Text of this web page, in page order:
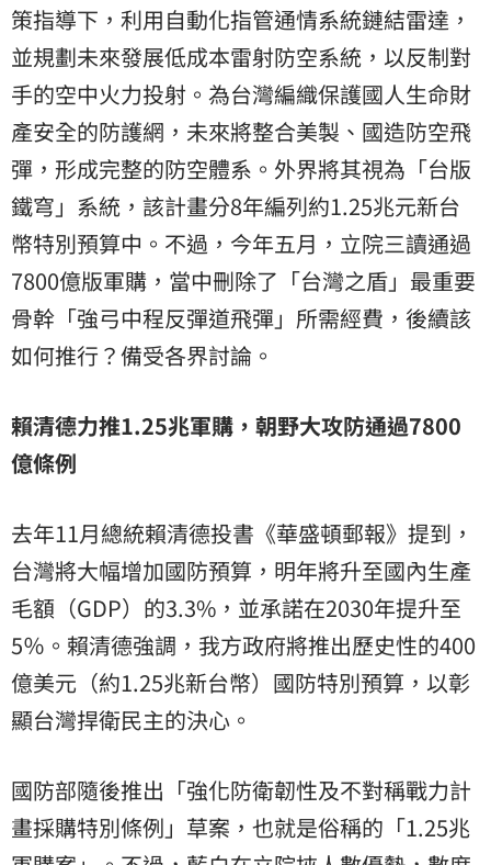
策指導下，利用自動化指管通情系統鏈結雷達，
並規劃未來發展低成本雷射防空系統，以反制對
手的空中火力投射。為台灣編織保護國人生命財
產安全的防護網，未來將整合美製、國造防空飛
彈，形成完整的防空體系。外界將其視為「台版
鐵穹」系統，該計畫分8年編列約1.25兆元新台
幣特別預算中。不過，今年五月，立院三讀通過
7800億版軍購，當中刪除了「台灣之盾」最重要
骨幹「強弓中程反彈道飛彈」所需經費，後續該
如何推行？備受各界討論。
賴清德力推1.25兆​軍購，朝野大攻防通過7800
億條例
去年11月總統賴清德投書《華盛頓郵報》提到，
台灣將大幅增加國防預算，明年將升至國內生產
毛額（GDP）的3.3%，並承諾在2030年提升至
5％。賴清德強調，我方政府將推出歷史性的400
億美元（約1.25兆新台幣）國防特別預算，以彰
顯台灣捍衛民主的決心。
國防部隨後推出「強化防衛韌性及不對稱戰力計
畫採購特別條例」草案，也就是俗稱的「1.25兆